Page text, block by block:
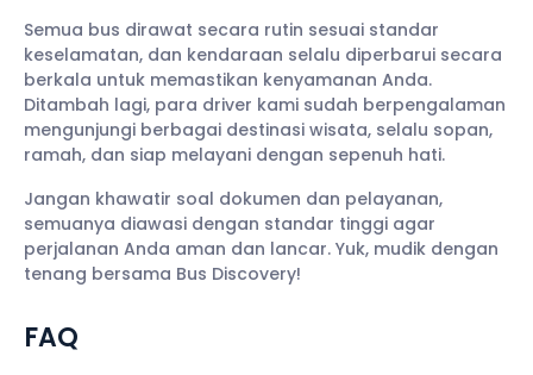
Semua bus dirawat secara rutin sesuai standar
keselamatan, dan kendaraan selalu diperbarui secara
berkala untuk memastikan kenyamanan Anda.
Ditambah lagi, para driver kami sudah berpengalaman
mengunjungi berbagai destinasi wisata, selalu sopan,
ramah, dan siap melayani dengan sepenuh hati.
Jangan khawatir soal dokumen dan pelayanan,
semuanya diawasi dengan standar tinggi agar
perjalanan Anda aman dan lancar. Yuk, mudik dengan
tenang bersama Bus Discovery!
FAQ